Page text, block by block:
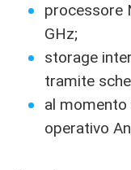
processore
GHz;
storage
tramite
al
operativo